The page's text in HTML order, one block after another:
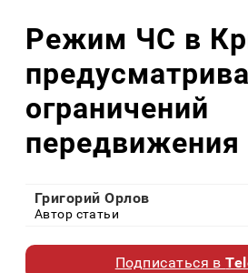
Режим ЧС в
ограничений
передвижения
Григорий Орлов
Автор статьи
Подписаться в